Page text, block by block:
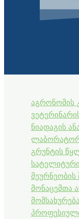
აგრონომის
ნიადაგის
გრუნტის
მეურნეობის
მონაცემთა
მომსახურება